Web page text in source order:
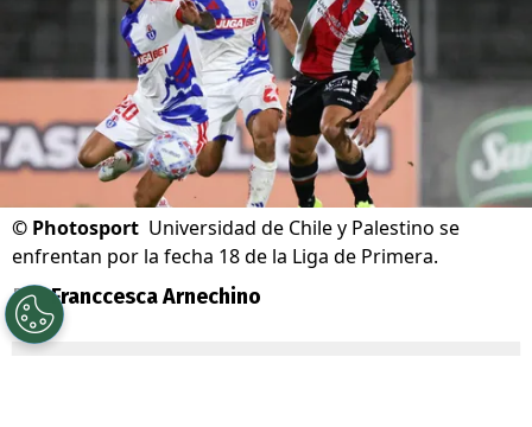
© Photosport Universidad de Chile y Palestino se
enfrentan por la fecha 18 de la Liga de Primera.
Por Franccesca Arnechino